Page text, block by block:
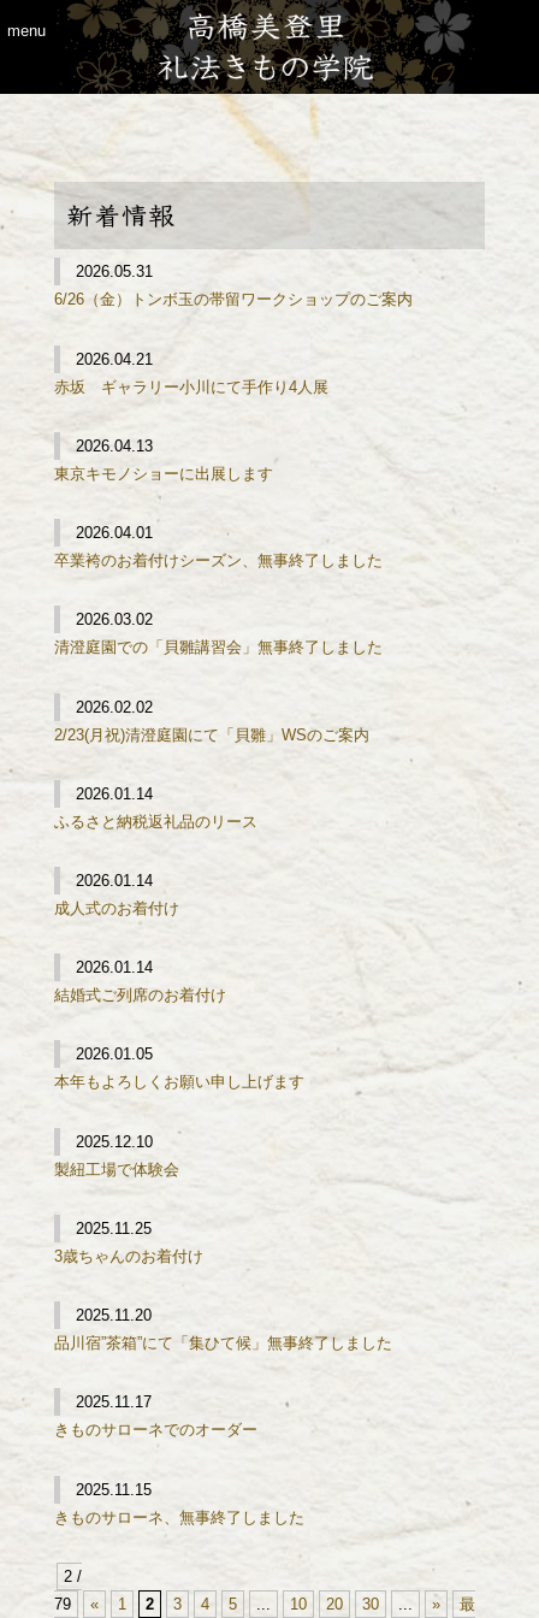
menu
高橋美登里礼法きもの学院>お知らせ>お着付け
2026.05.31
6/26（金）トンボ玉の帯留ワークショップのご案内
2026.04.21
赤坂 ギャラリー小川にて手作り4人展
2026.04.13
東京キモノショーに出展します
2026.04.01
卒業袴のお着付けシーズン、無事終了しました
2026.03.02
清澄庭園での「貝雛講習会」無事終了しました
2026.02.02
2/23(月祝)清澄庭園にて「貝雛」WSのご案内
2026.01.14
ふるさと納税返礼品のリース
2026.01.14
成人式のお着付け
2026.01.14
結婚式ご列席のお着付け
2026.01.05
本年もよろしくお願い申し上げます
2025.12.10
製紐工場で体験会
2025.11.25
3歳ちゃんのお着付け
2025.11.20
品川宿”茶箱”にて「集ひて候」無事終了しました
2025.11.17
きものサローネでのオーダー
2025.11.15
きものサローネ、無事終了しました
2 /
79
« 1 2 3 4 5 10 20 30 » 最